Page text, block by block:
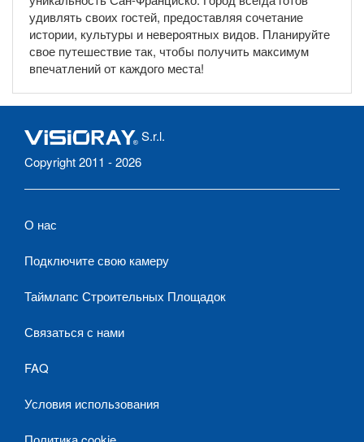
удивлять своих гостей, предоставляя сочетание
истории, культуры и невероятных видов. Планируйте
свое путешествие так, чтобы получить максимум
впечатлений от каждого места!
S.r.l.
Copyright 2011 - 2026
О нас
Подключите свою камеру
Таймлапс Строительных Площадок
Связаться с нами
FAQ
Условия использования